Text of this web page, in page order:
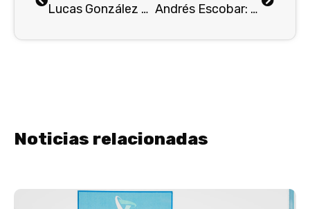
Lucas González Vélez, nuevo DT de Atlético Nacional Andrés Escobar: Eterno en el Olimpo de las Leyendas Verdolagas
Noticias relacionadas